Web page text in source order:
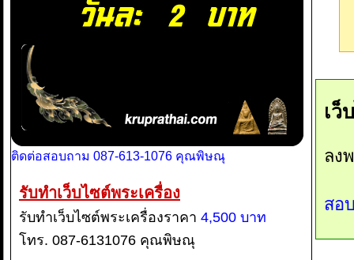
ติดต่อสอบถาม 087-613-1076 คุณพิษณุ
รับทำเว็บไซต์พระเครื่อง
รับทำเว็บไซต์พระเครื่องราคา 4,500 บาท
โทร. 087-6131076 คุณพิษณุ
เว็
ลง
สอ